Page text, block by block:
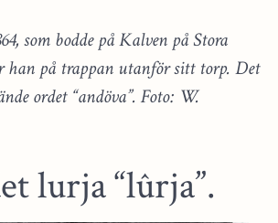
som bodde på Kalven på Stora
han på trappan utanför sitt torp. Det
ordet “andöva”. Foto: W.
lurja “lûrja”.